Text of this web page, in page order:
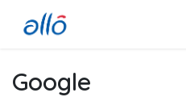
Google